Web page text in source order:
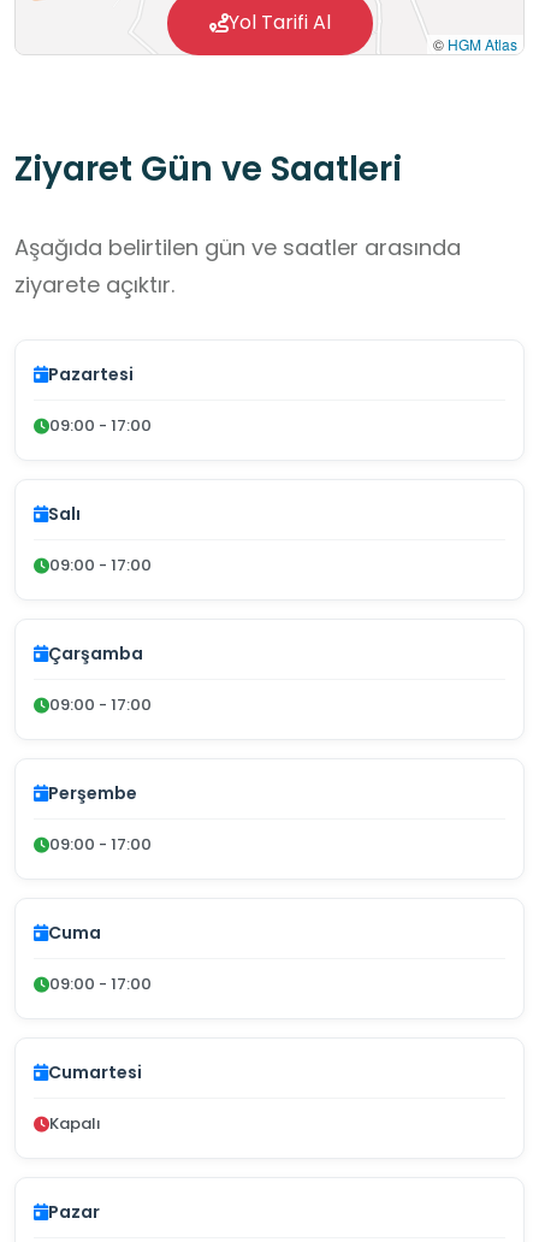
© HGM Atlas
Yol Tarifi Al
Ziyaret Gün ve Saatleri
Aşağıda belirtilen gün ve saatler arasında
ziyarete açıktır.
Pazartesi
09:00 - 17:00
Salı
09:00 - 17:00
Çarşamba
09:00 - 17:00
Perşembe
09:00 - 17:00
Cuma
09:00 - 17:00
Cumartesi
Kapalı
Pazar